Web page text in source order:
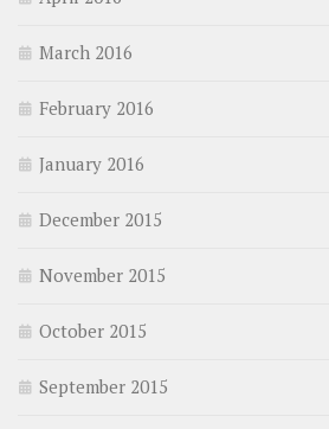
March 2016
February 2016
January 2016
December 2015
November 2015
October 2015
September 2015